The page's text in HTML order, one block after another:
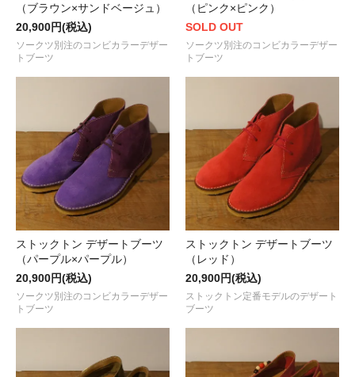
（ブラウン×サンドベージュ）
20,900円(税込)
ソークツ別注のコンビカラーデザー
トブーツ
（ピンク×ピンク）
SOLD OUT
ソークツ別注のコンビカラーデザー
トブーツ
ストックトン デザートブーツ
（パープル×パープル）
20,900円(税込)
ソークツ別注のコンビカラーデザー
トブーツ
ストックトン デザートブーツ
（レッド）
20,900円(税込)
ストックトン定番モデルのデザート
ブーツ